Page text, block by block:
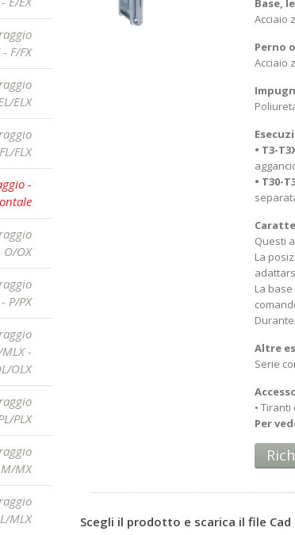
F/FX
ELX
FLX
-
OX
P/PX
-
OLX
PLX
MX
MLX
Base,
Acciaio
Perno
Acciaio
• T3-
• T30-
Questi
La
La
Altre
Serie
•
Per
Scegli il prodotto e scarica il file Cad